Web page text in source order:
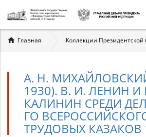
Вы
здесь
Главная Коллекции Президентской
А. Н.
1930). В. И. ЛЕНИН И
КАЛИНИН СРЕДИ
ГО
ТРУДОВЫХ КАЗАКОВ